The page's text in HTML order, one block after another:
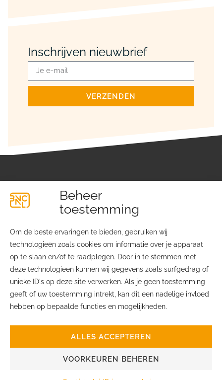
Beheer
toestemming
Om de beste ervaringen te bieden, gebruiken wij
technologieën zoals cookies om informatie over je apparaat
op te slaan en/of te raadplegen. Door in te stemmen met
deze technologieën kunnen wij gegevens zoals surfgedrag of
unieke ID's op deze site verwerken. Als je geen toestemming
geeft of uw toestemming intrekt, kan dit een nadelige invloed
hebben op bepaalde functies en mogelijkheden.
ALLES ACCEPTEREN
VOORKEUREN BEHEREN
Inschrijven nieuwbrief
VERZENDEN
Lichtfabriekplein 4
2031 TE Haarlem
info@bvcnl.nl
Ledenvoordelen
Privacyverklaring
Cookiebeleid
© BVCNL | Realisatie